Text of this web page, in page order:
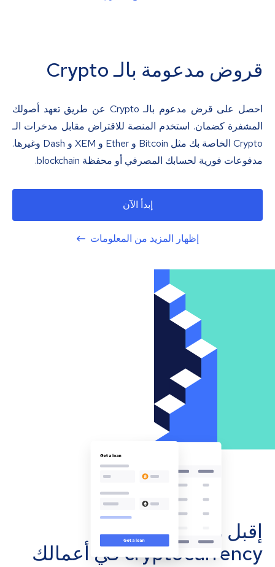
قروض مدعومة بالـ Crypto
احصل على قرض مدعوم بالـ Crypto عن طريق تعهد أصولك
المشفرة كضمان. استخدم المنصة للاقتراض مقابل مدخرات الـ
Crypto الخاصة بك مثل Bitcoin و Ether و XEM و Dash وغيرها.
مدفوعات فورية لحسابك المصرفي أو محفظة blockchain.
إبدأ الآن
إظهار المزيد من المعلومات
إقبل مدفوعات
cryptocurrency في أعمالك